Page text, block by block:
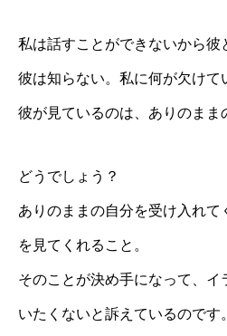
私は話すことができないから彼
彼は知らない。私に何が欠けて
彼が見ているのは、ありのまま
どうでしょう？
ありのままの自分を受け入れ
を見てくれること。
そのことが決め手になって、イ
いたくないと訴えているのです。